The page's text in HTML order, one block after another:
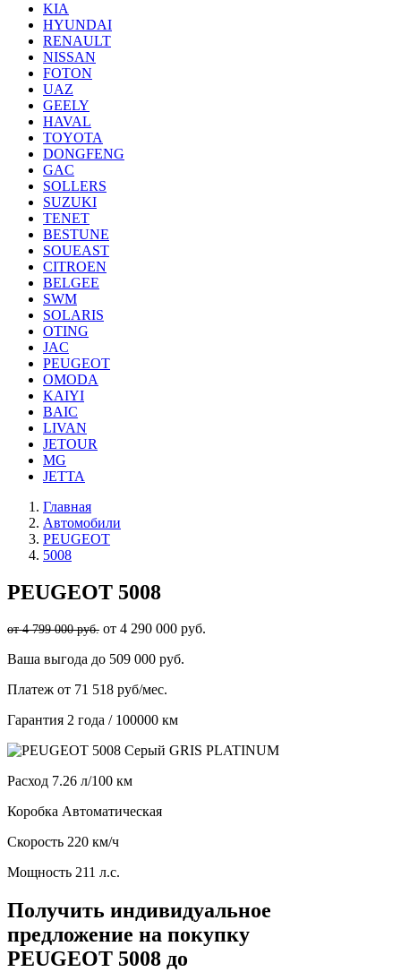
KIA
HYUNDAI
RENAULT
NISSAN
FOTON
UAZ
GEELY
HAVAL
TOYOTA
DONGFENG
GAC
SOLLERS
SUZUKI
TENET
BESTUNE
SOUEAST
CITROEN
BELGEE
SWM
SOLARIS
OTING
JAC
PEUGEOT
OMODA
KAIYI
BAIC
LIVAN
JETOUR
MG
JETTA
Главная
Автомобили
PEUGEOT
5008
PEUGEOT 5008
от 4 799 000 руб. от 4 290 000 руб.
Ваша выгода до 509 000 руб.
Платеж от 71 518 руб/мес.
Гарантия 2 года / 100000 км
Расход 7.26 л/100 км
Коробка Автоматическая
Скорость 220 км/ч
Мощность 211 л.с.
Получить индивидуальное
предложение на покупку
PEUGEOT 5008 до